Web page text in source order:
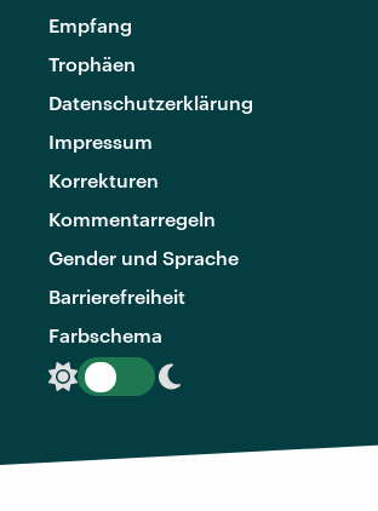
Empfang
Trophäen
Datenschutzerklärung
Impressum
Korrekturen
Kommentarregeln
Gender und Sprache
Barrierefreiheit
Farbschema